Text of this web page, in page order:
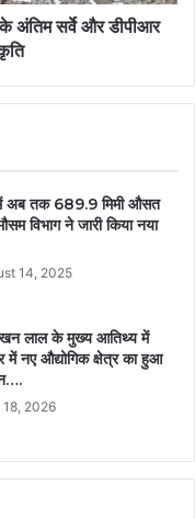
अंतिम सर्वे और डीपीआर
अब तक 689.9 मिमी औसत
विभाग ने जारी किया नया
14, 2025
लाल के मुख्य आतिथ्य में
में नए औद्योगिक क्षेत्र का हुआ
18, 2026